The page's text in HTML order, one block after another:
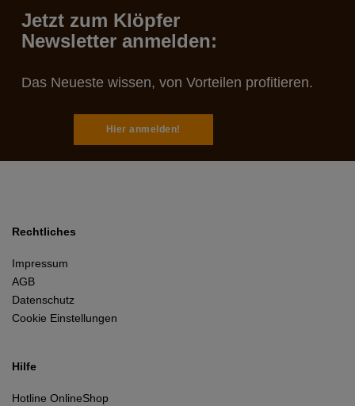
Jetzt zum Klöpfer
Newsletter anmelden:
Das Neueste wissen, von Vorteilen profitieren.
Hier anmelden!
Rechtliches
Impressum
AGB
Datenschutz
Cookie Einstellungen
Hilfe
Hotline OnlineShop